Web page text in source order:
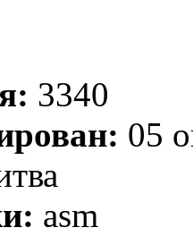
3340
05
asm